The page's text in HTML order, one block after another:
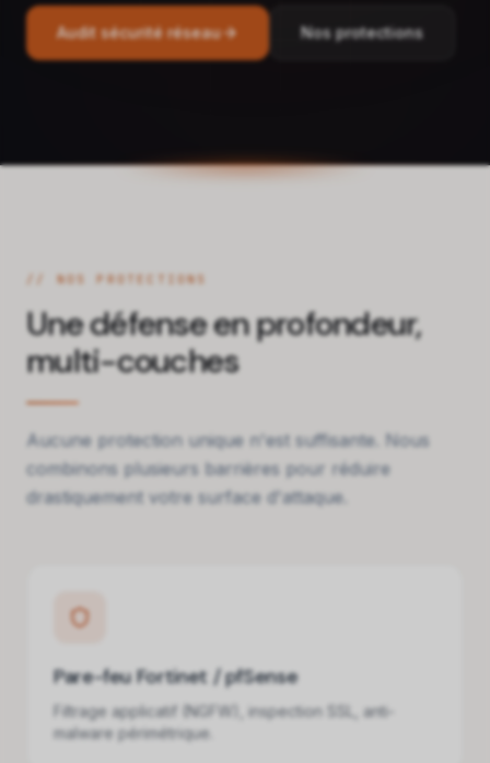
Audit sécurité réseau Nos protections
// NOS PROTECTIONS
Une défense en profondeur,
multi-couches
Aucune protection unique n'est suffisante. Nous
combinons plusieurs barrières pour réduire
drastiquement votre surface d'attaque.
Pare-feu Fortinet / pfSense
Filtrage applicatif (NGFW), inspection SSL, anti-
malware périmétrique.